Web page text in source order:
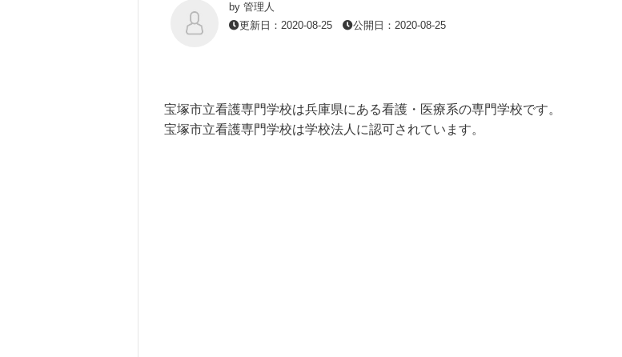
by 管理人
更新日：2020-08-25
公開日：2020-08-25
宝塚市立看護専門学校は兵庫県にある看護・医療系の専門学校です。
宝塚市立看護専門学校は学校法人に認可されています。